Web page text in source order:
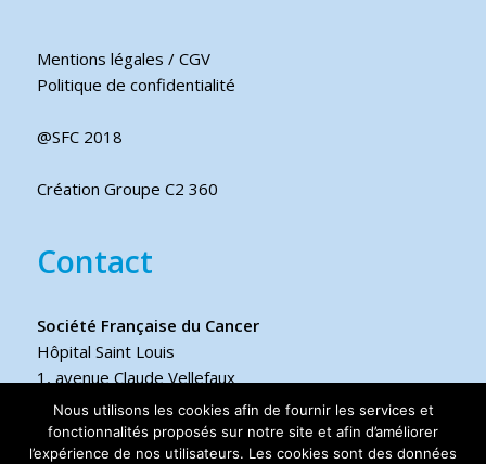
Mentions légales / CGV
Politique de confidentialité
@SFC 2018
Création Groupe C2 360
Contact
Société Française du Cancer
Hôpital Saint Louis
1, avenue Claude Vellefaux
75475 Paris cedex 10 FRANCE
Téléphone
Nous utilisons les cookies afin de fournir les services et
fonctionnalités proposés sur notre site et afin d’améliorer
l’expérience de nos utilisateurs. Les cookies sont des données